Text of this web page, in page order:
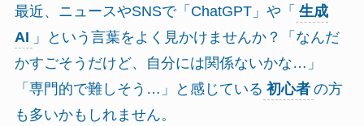
最近、ニュースやSNSで「ChatGPT」や「 生成
AI 」という言葉をよく見かけませんか？「なんだ
かすごそうだけど、自分には関係ないかな…」
「専門的で難しそう…」と感じている 初心者 の方
も多いかもしれません。